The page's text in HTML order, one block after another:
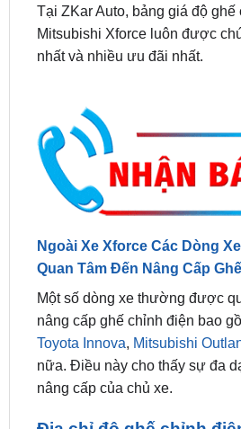
nhất và nhiều ưu đãi nhất.
Ngoài Xe Xforce Các Dòng
Một số dòng xe thường được
nâng cấp ghế chỉnh điện bao
Toyota Innova,Mitsubishi
nữa. Điều này cho thấy sự đa
nâng cấp của chủ xe.
Địa chỉ độ ghế chỉnh